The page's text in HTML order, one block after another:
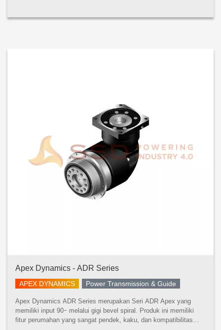
Apex Dynamics - ADR Series
APEX DYNAMICS Power Transmission & Guide
Apex Dynamics ADR Series merupakan Seri ADR Apex yang
memiliki input 90ｰ melalui gigi bevel spiral. Produk ini memiliki
fitur perumahan yang sangat pendek, kaku, dan kompatibilitas